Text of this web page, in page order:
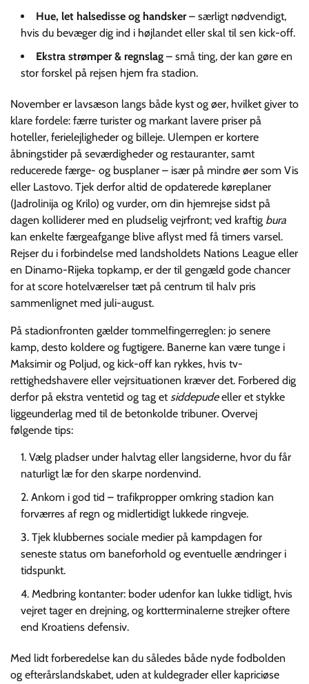
Hue, let halsedisse og handsker– særligt nødvendigt,
hvis du bevæger dig ind i højlandet eller skal til sen kick-off.
Ekstra strømper & regnslag – små ting, der kan gøre en
stor forskel på rejsen hjem fra stadion.
November er lavsæson langs både kyst og øer, hvilket giver to
klare fordele: færre turister og markant lavere priser på
hoteller, ferielejligheder og billeje. Ulempen er kortere
åbningstider på seværdigheder og restauranter, samt
reducerede færge- og busplaner – især på mindre øer som Vis
eller Lastovo. Tjek derfor altid de opdaterede køreplaner
(Jadrolinija og Krilo) og vurder, om din hjemrejse sidst på
dagen kolliderer med en pludselig vejrfront; ved kraftig bura
kan enkelte færgeafgange blive aflyst med få timers varsel.
Rejser du i forbindelse med landsholdets Nations League eller
en Dinamo-Rijeka topkamp, er der til gengæld gode chancer
for at score hotelværelser tæt på centrum til halv pris
sammenlignet med juli-august.
På stadionfronten gælder tommelfingerreglen: jo senere
kamp, desto koldere og fugtigere. Banerne kan være tunge i
Maksimir og Poljud, og kick-off kan rykkes, hvis tv-
rettighedshavere eller vejrsituationen kræver det. Forbered dig
derfor på ekstra ventetid og tag et siddepudeeller et stykke
liggeunderlag med til de betonkolde tribuner. Overvej
følgende tips:
Vælg pladser under halvtag eller langsiderne, hvor du får
naturligt læ for den skarpe nordenvind.
Ankom i god tid – trafikpropper omkring stadion kan
forværres af regn og midlertidigt lukkede ringveje.
Tjek klubbernes sociale medier på kampdagen for
seneste status om baneforhold og eventuelle ændringer i
tidspunkt.
Medbring kontanter: boder udenfor kan lukke tidligt, hvis
vejret tager en drejning, og kortterminalerne strejker oftere
end Kroatiens defensiv.
Med lidt forberedelse kan du således både nyde fodbolden
og efterårslandskabet, uden at kuldegrader eller kapriciøse